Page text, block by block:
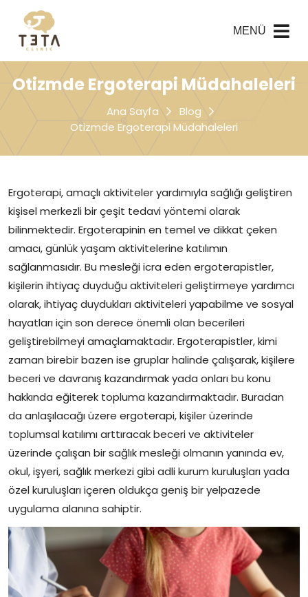
MENÜ
Otizmde Ergoterapi Müdahaleleri
Ana Sayfa
Blog
Otizmde Ergoterapi Müdahaleleri
Ergoterapi, amaçlı aktiviteler yardımıyla sağlığı geliştiren
kişisel merkezli bir çeşit tedavi yöntemi olarak
bilinmektedir. Ergoterapinin en temel ve dikkat çeken
amacı, günlük yaşam aktivitelerine katılımın
sağlanmasıdır. Bu mesleği icra eden ergoterapistler,
kişilerin ihtiyaç duyduğu aktiviteleri geliştirmeye yardımcı
olarak, ihtiyaç duydukları aktiviteleri yapabilme ve sosyal
hayatları için son derece önemli olan becerileri
geliştirebilmeyi amaçlamaktadır. Ergoterapistler, kimi
zaman birebir bazen ise gruplar halinde çalışarak, kişilere
beceri ve davranış kazandırmak yada onları bu konu
hakkında eğiterek topluma kazandırmaktadır. Buradan
da anlaşılacağı üzere ergoterapi, kişiler üzerinde
toplumsal katılımı arttıracak beceri ve aktiviteler
üzerinde çalışan bir sağlık mesleği olmanın yanında ev,
okul, işyeri, sağlık merkezi gibi adli kurum kuruluşları yada
özel kuruluşları içeren oldukça geniş bir yelpazede
uygulama alanına sahiptir.